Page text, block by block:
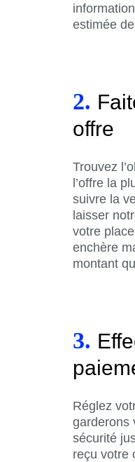
estimée
2.
offre
Trouvez
l’offre la
suivre la
laisser
votre
enchère
montant
3.
Réglez
garderons
sécurité
reçu votre